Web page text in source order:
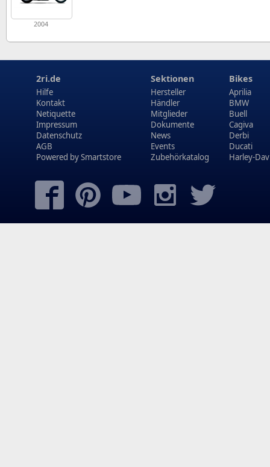
2004
2ri.de
Hilfe
Kontakt
Netiquette
Impressum
Datenschutz
AGB
Powered bySmartstore
Sektionen
Hersteller
Händler
Mitglieder
Dokumente
News
Events
Zubehörkatalog
Bikes
Aprilia
BMW
Buell
Cagiva
Derbi
Ducati
Harley-